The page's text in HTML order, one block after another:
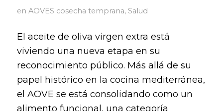
en AOVES cosecha temprana, Salud
El aceite de oliva virgen extra está
viviendo una nueva etapa en su
reconocimiento público. Más allá de su
papel histórico en la cocina mediterránea,
el AOVE se está consolidando como un
alimento funcional, una categoría